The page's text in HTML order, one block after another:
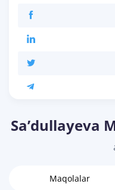
Sa’dullayeva
Maqolalar